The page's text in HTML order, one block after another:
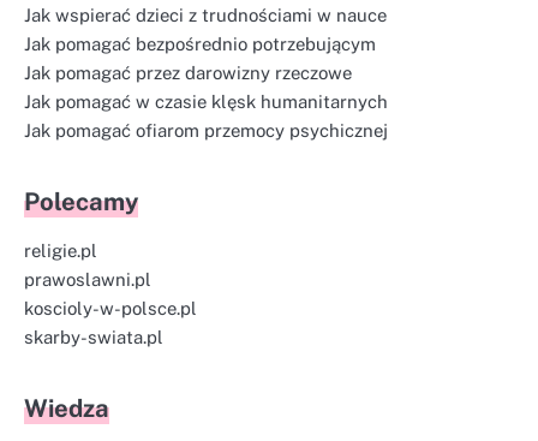
Jak wspierać dzieci z trudnościami w nauce
Jak pomagać bezpośrednio potrzebującym
Jak pomagać przez darowizny rzeczowe
Jak pomagać w czasie klęsk humanitarnych
Jak pomagać ofiarom przemocy psychicznej
Polecamy
religie.pl
prawoslawni.pl
koscioly-w-polsce.pl
skarby-swiata.pl
Wiedza